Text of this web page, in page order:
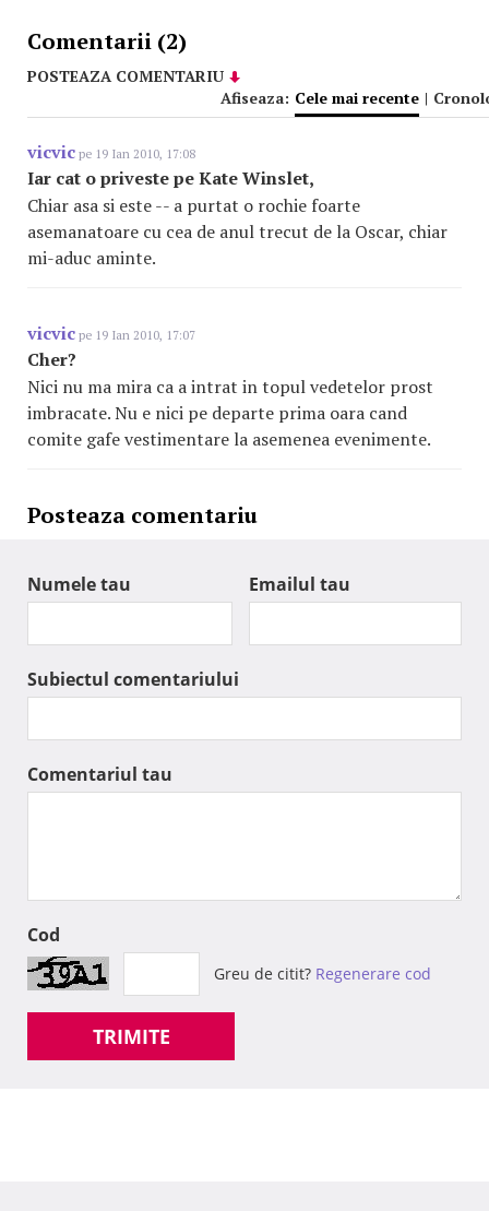
Comentarii (2)
POSTEAZA COMENTARIU
Afiseaza: Cele mai recente |
vicvic pe 19 Ian 2010, 17:08
Iar cat o priveste pe Kate Winslet,
Chiar asa si este -- a purtat o rochie foarte
asemanatoare cu cea de anul trecut de la Oscar, chiar
mi-aduc aminte.
vicvic pe 19 Ian 2010, 17:07
Cher?
Nici nu ma mira ca a intrat in topul vedetelor prost
imbracate. Nu e nici pe departe prima oara cand
comite gafe vestimentare la asemenea evenimente.
Posteaza comentariu
Numele tau Emailul tau
Subiectul comentariului
Comentariul tau
Cod
Greu de citit? Regenerare cod
TRIMITE